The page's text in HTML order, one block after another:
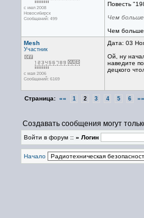
с июл 2008
Новосибирск
Сообщений: 499
Повесть
Чем
Чем больше
Mesh
Участник
с мая 2006
Сообщений: 6169
Дата: 03
Ой, ну
наведите
децкого
Страница: «« 1 2 3 4 5 6 »»
Создавать сообщения могут
Войти в форум :: » Логин
Начало